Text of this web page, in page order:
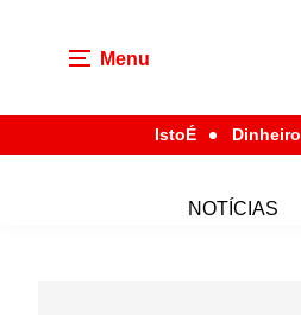
Menu
IstoÉ Dinheiro
NOTÍCIAS